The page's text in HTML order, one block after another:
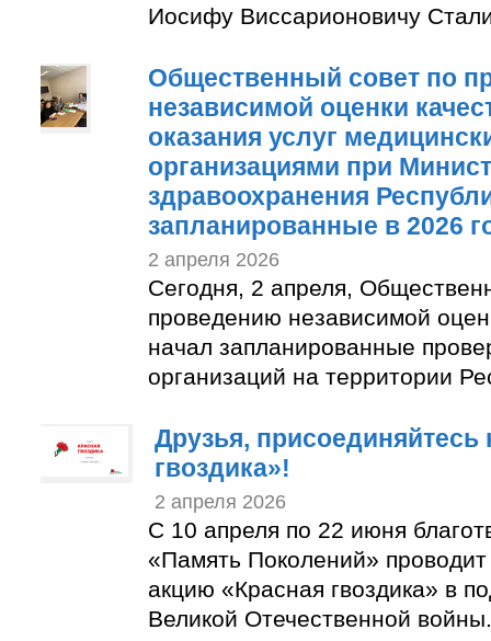
Иосифу Виссарионовичу
Общественный совет по
независимой оценки
оказания услуг
организациями при
здравоохранения
запланированные в 2026
2 апреля 2026
Сегодня, 2 апреля,
проведению независимой
начал запланированные
организаций на территории
Друзья, присоединяйтесь
гвоздика»!
2 апреля 2026
С 10 апреля по 22 июня
«Память Поколений»
акцию «Красная гвоздика» в
Великой Отечественной войны.